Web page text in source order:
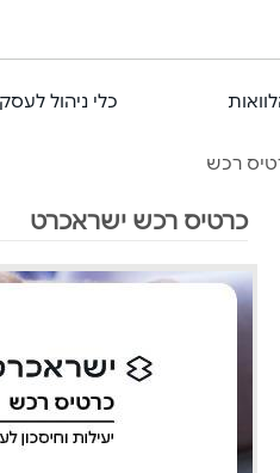
כלי ניהול לעסק
רכש
כרטיס רכש ישראכרט